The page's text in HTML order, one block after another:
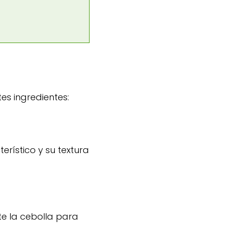
ingredientes:
y su textura
la cebolla para